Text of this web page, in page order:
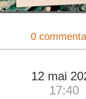
0
12 mai
17:40